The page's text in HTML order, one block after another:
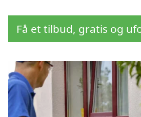
Få et tilbud, gratis og